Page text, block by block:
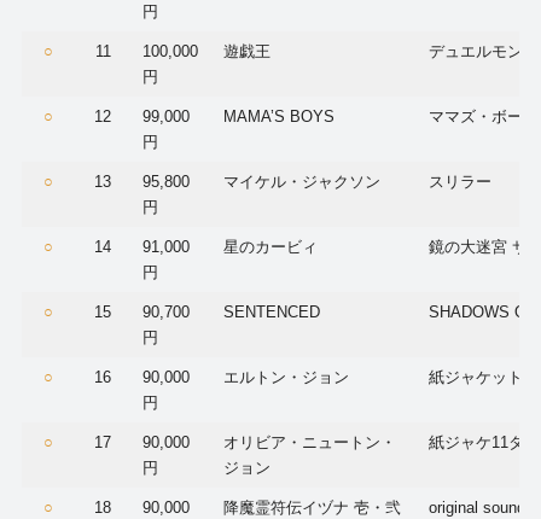
円
○ 11
100,000
円
遊戯王 デュエルモン
○ 12
99,000
円
MAMA’S BOYS ママズ・ボー
○ 13
95,800
円
マイケル・ジャクソン スリラー
○ 14
91,000
円
星のカービィ 鏡の大迷宮 サ
○ 15
90,700
円
SENTENCED SHADOWS
○ 16
90,000
円
エルトン・ジョン 紙ジャケット
○ 17
90,000
円
オリビア・ニュートン・
ジョン
紙ジャケ11タ
○ 18
90,000
降魔霊符伝イヅナ 壱・弐 original sound